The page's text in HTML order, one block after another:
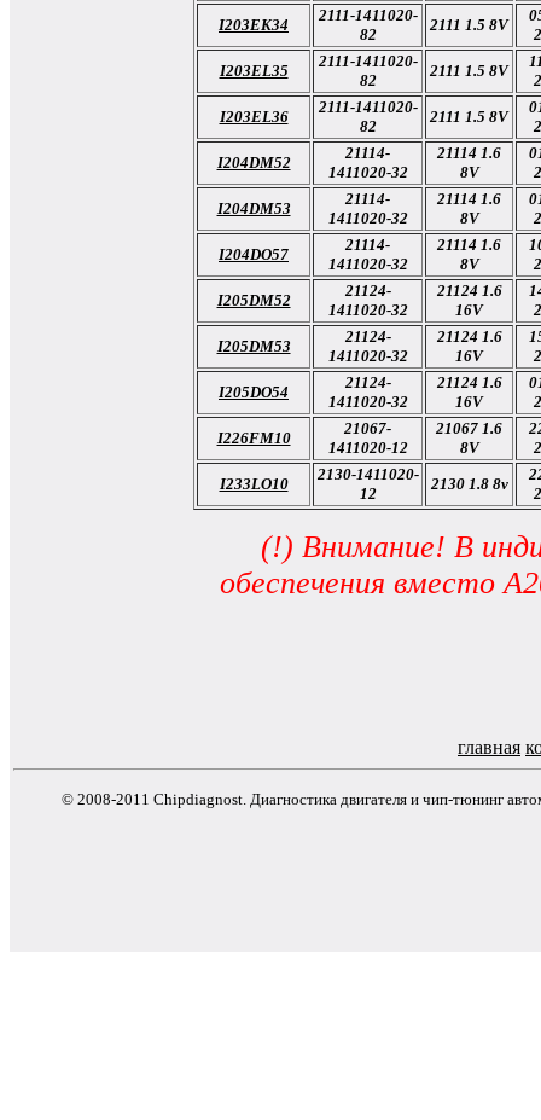
I203EK34
2111-1411020-
82
2111 1.5 8V
I203EL35
2111-1411020-
82
2111 1.5 8V
I203EL36
2111-1411020-
82
2111 1.5 8V
I204DM52
21114-
1411020-32
21114 1.6
8V
I204DM53
21114-
1411020-32
21114 1.6
8V
I204DO57
21114-
1411020-32
21114 1.6
8V
I205DM52
21124-
1411020-32
21124 1.6
16V
I205DM53
21124-
1411020-32
21124 1.6
16V
I205DO54
21124-
1411020-32
21124 1.6
16V
I226FM10
21067-
1411020-12
21067 1.6
8V
I233LO10
2130-1411020-
12
2130 1.8 8v
(!) Внимание! В
обеспечения вместо
главная
© 2008-2011 Chipdiagnost. Диагностика двигателя и чип-тюнинг